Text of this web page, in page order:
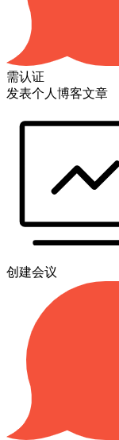
需认证
发表个人博客文章
创建会议